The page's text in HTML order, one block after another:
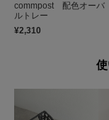
commpost 配色オーバ
ルトレー
¥2,310